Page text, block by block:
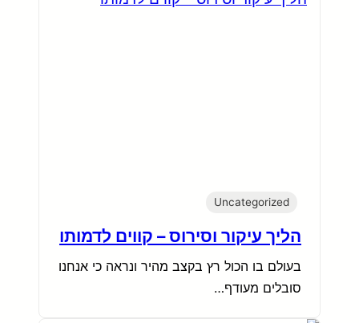
Uncategorized
הליך עיקור וסירוס – קווים לדמותו
בעולם בו הכול רץ בקצב מהיר ונראה כי אנחנו
סובלים מעודף…